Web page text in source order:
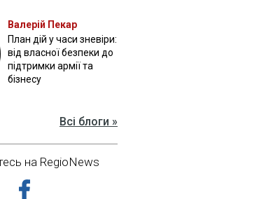
Валерій Пекар
План дій у часи зневіри:
від власної безпеки до
підтримки армії та
бізнесу
Всі блоги »
на RegioNews